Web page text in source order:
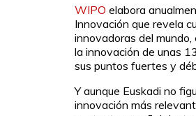
WIPO elabora
Innovación que revela
innovadoras del
la innovación de unas
sus puntos fuertes y
Y aunque Euskadi no
innovación más